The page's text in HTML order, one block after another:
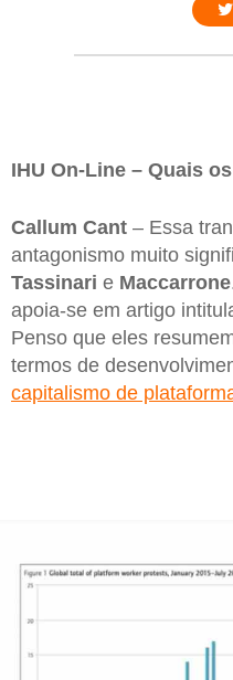
IHU On-Line – Quais
Callum Cant – Essa
antagonismo muito
Tassinari e Maccarrone
apoia-se em artigo
Penso que eles
termos de
capitalismo de